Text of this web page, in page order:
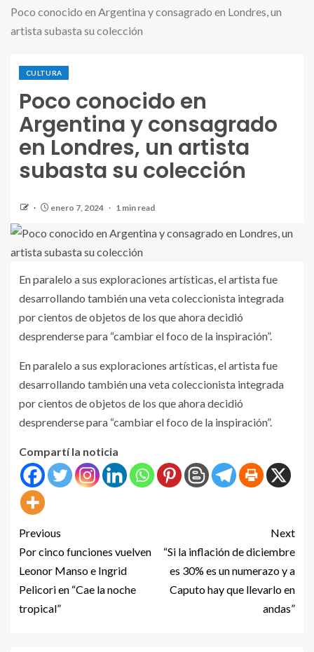
Poco conocido en Argentina y consagrado en Londres, un
artista subasta su colección
CULTURA
Poco conocido en
Argentina y consagrado
en Londres, un artista
subasta su colección
enero 7, 2024 1 min read
En paralelo a sus exploraciones artísticas, el artista fue
desarrollando también una veta coleccionista integrada
por cientos de objetos de los que ahora decidió
desprenderse para “cambiar el foco de la inspiración”.
En paralelo a sus exploraciones artísticas, el artista fue
desarrollando también una veta coleccionista integrada
por cientos de objetos de los que ahora decidió
desprenderse para “cambiar el foco de la inspiración”.
Compartí la noticia
Previous
Por cinco funciones vuelven
Leonor Manso e Ingrid
Pelicori en “Cae la noche
tropical”
Next
“Si la inflación de diciembre
es 30% es un numerazo y a
Caputo hay que llevarlo en
andas”